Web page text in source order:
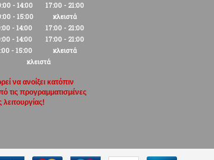
- 14:00
17:00 - 21:00
- 15:00
κλειστά
- 14:00
17:00 - 21:00
- 14:00
17:00 - 21:00
- 15:00
κλειστά
κλειστά
να ανοίξει κατόπιν
τις προγραμματισμένες